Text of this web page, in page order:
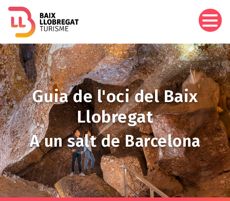
Imagen
Guia de l'oci del Baix
Llobregat
A un salt de Barcelona